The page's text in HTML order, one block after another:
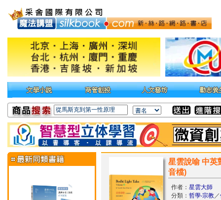
星雲說喻 中
音檔)
作者： 星雲大師
分類： 哲學‧宗教／